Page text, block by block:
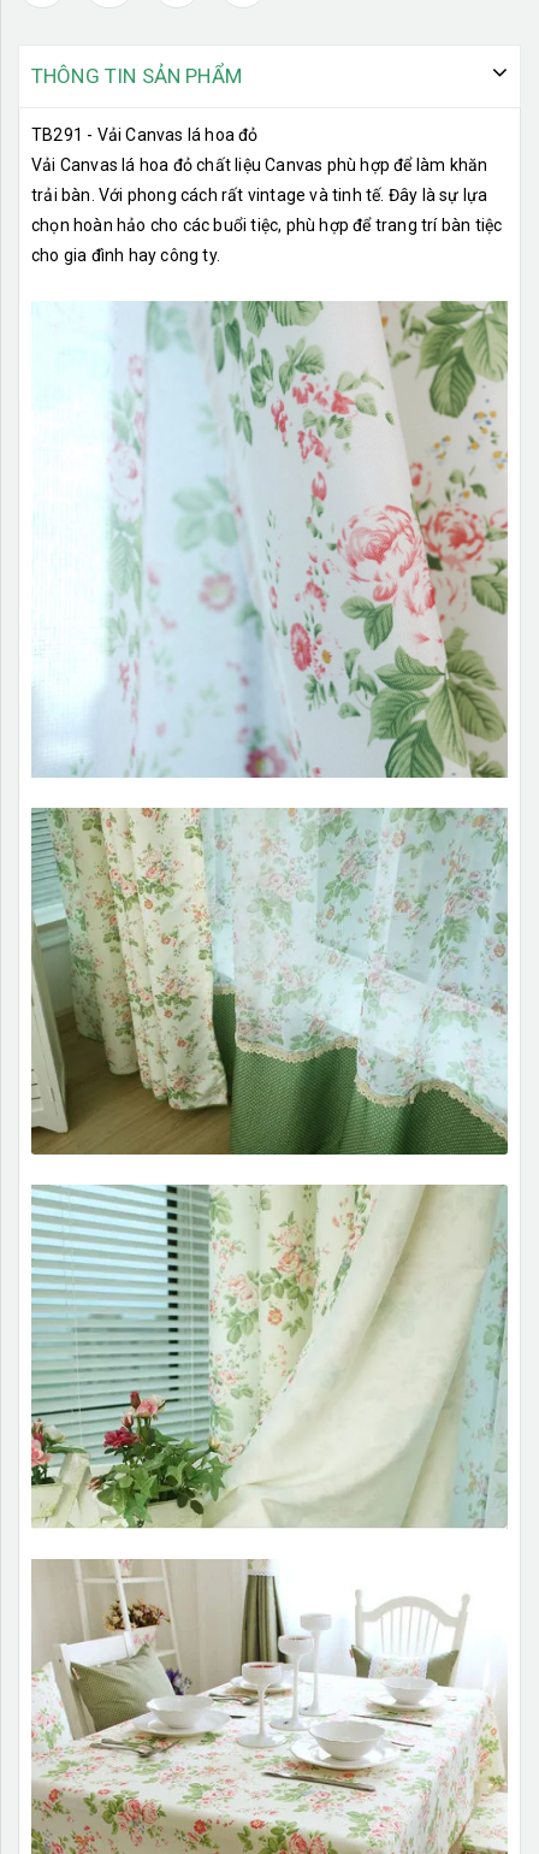
THÔNG TIN SẢN PHẨM
TB291 - Vải Canvas lá hoa đỏ
Vải Canvas lá hoa đỏ chất liệu Canvas phù hợp để làm khăn
trải bàn. Với phong cách rất vintage và tinh tế. Đây là sự lựa
chọn hoàn hảo cho các buổi tiệc, phù hợp để trang trí bàn tiệc
cho gia đình hay công ty.